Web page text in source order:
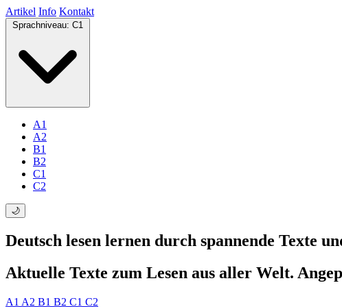
Artikel Info Kontakt
Sprachniveau: C1
A1
A2
B1
B2
C1
C2
🌙
Deutsch lesen lernen durch spannende Texte
Aktuelle Texte zum Lesen aus aller Welt.
A1 A2 B1 B2 C1 C2